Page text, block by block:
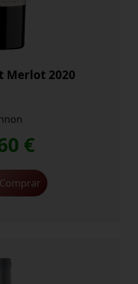
Merlot 2020
€
Comprar